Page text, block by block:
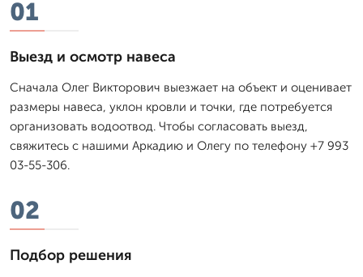
01
Выезд и осмотр навеса
Сначала Олег Викторович выезжает на объект и оценивает
размеры навеса, уклон кровли и точки, где потребуется
организовать водоотвод. Чтобы согласовать выезд,
свяжитесь с нашими Аркадию и Олегу по телефону +7 993
03-55-306.
02
Подбор решения